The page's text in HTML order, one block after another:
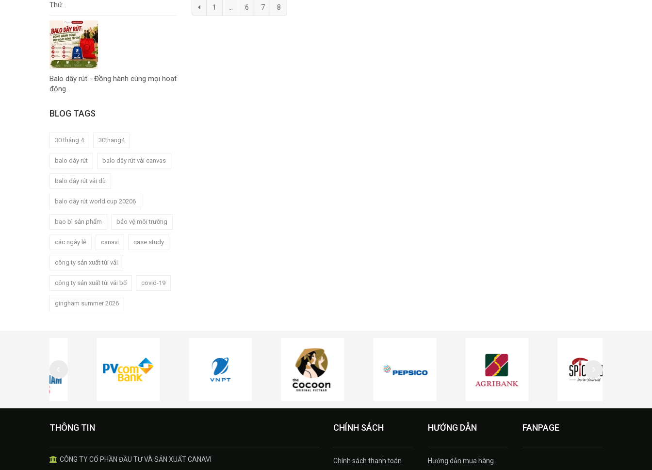
Thứ...
Balo dây rút - Đồng hành cùng mọi hoạt
động...
BLOG TAGS
30 tháng 4 30thang4
balo dây rút balo dây rút vải canvas
balo dây rút vải dù
balo dây rút world cup 20206
bao bì sản phẩm bảo vệ môi trường
các ngày lễ canavi case study
công ty sản xuất túi vải
công ty sản xuất túi vải bố covid-19
gingham summer 2026
1 6 7 8
THÔNG TIN
CÔNG TY CỔ PHẦN ĐẦU TƯ VÀ SẢN XUẤT CANAVI
CHÍNH SÁCH
Chính sách thanh toán
HƯỚNG DẪN
Hướng dẫn mua hàng
FANPAGE